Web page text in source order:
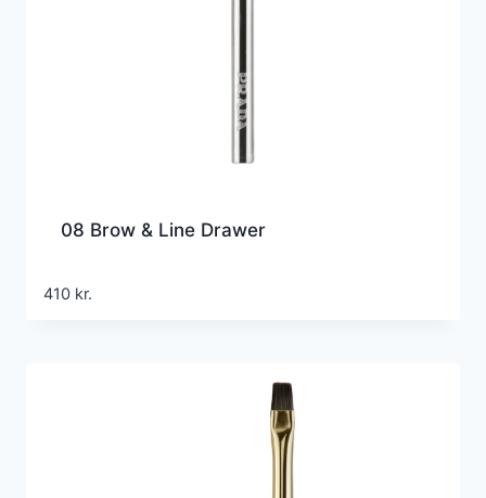
08 Brow & Line Drawer
410 kr.